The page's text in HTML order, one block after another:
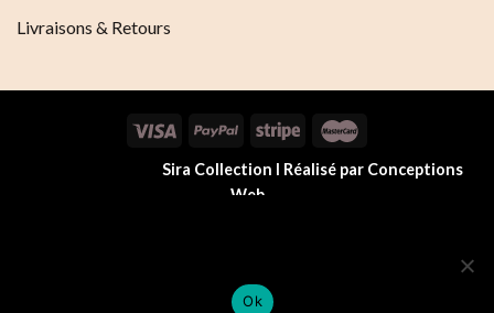
Livraisons & Retours
Sira Collection I Réalisé par Conceptions
Web
Ok